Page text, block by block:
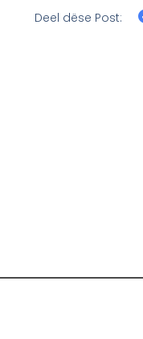
Deel dëse Post: